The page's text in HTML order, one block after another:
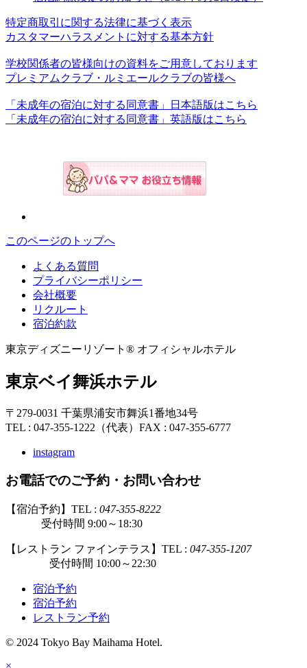
特定商取引に関する法律に基づく表示
カスタマーハラスメントに対する基本方針
学校関係者の皆様向けの資料をご用意しております
プレミアムクラブ・ルミエールクラブの皆様へ
「未成年の宿泊に対する同意書」日本語版はこちら
「未成年の宿泊に対する同意書」英語版はこちら
このページのトップへ
よくある質問
プライバシーポリシー
会社概要
リクルート
宿泊約款
東京ディズニーリゾート® オフィシャルホテル
東京ベイ舞浜ホテル
〒279-0031 千葉県浦安市舞浜1番地34号
TEL : 047-355-1222（代表） FAX : 047-355-6777
instagram
お電話でのご予約・お問い合わせ
【宿泊予約】TEL : 047-355-8222
受付時間 9:00～18:30
【レストラン ファインテラス】TEL : 047-355-1207
受付時間 10:00～22:30
宿泊予約
宿泊予約
レストラン予約
© 2024 Tokyo Bay Maihama Hotel.
×